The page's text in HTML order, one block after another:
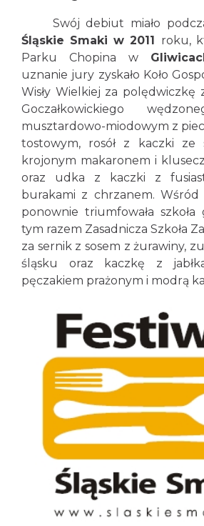
Swój debiut miało
Śląskie Smaki w 2011 roku,
Parku Chopina w
uznanie jury zyskało Koło
Wisły Wielkiej za polędwiczkę
Goczałkowickiego
musztardowo-miodowym z
tostowym, rosół z kaczki ze
krojonym makaronem i
oraz udka z kaczki z
burakami z chrzanem. Wśród
ponownie triumfowała szkoła
tym razem Zasadnicza Szkoła
za sernik z sosem z żurawiny,
śląsku oraz kaczkę z
pęczakiem prażonym i modrą